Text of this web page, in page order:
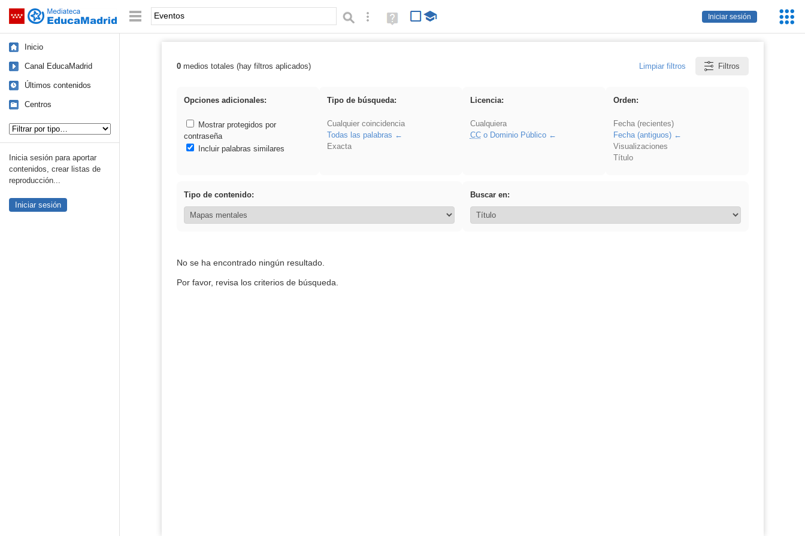
Saltar navegación
Iniciar sesión
Palabra o frase: Búsqueda avanzada
Ayuda
(en
Inicio
Canal EducaMadrid
Últimos contenidos
Centros
Inicia sesión para aportar
contenidos, crear listas de
reproducción...
Iniciar sesión
Resultados de: Eventos
0medios totales (hay filtros aplicados) Limpiar filtros Filtros
Opciones adicionales:
Mostrar protegidos por
contraseña
Incluir palabras similares
Tipo de búsqueda:
Cualquier coincidencia
Todas las palabras
Exacta
Licencia:
Cualquiera
CCo Dominio Público
Orden:
Fecha (recientes)
Fecha (antiguos)
Visualizaciones
Título
Tipo de contenido: Buscar en:
No se ha encontrado ningún resultado.
Por favor, revisa los criterios de búsqueda.